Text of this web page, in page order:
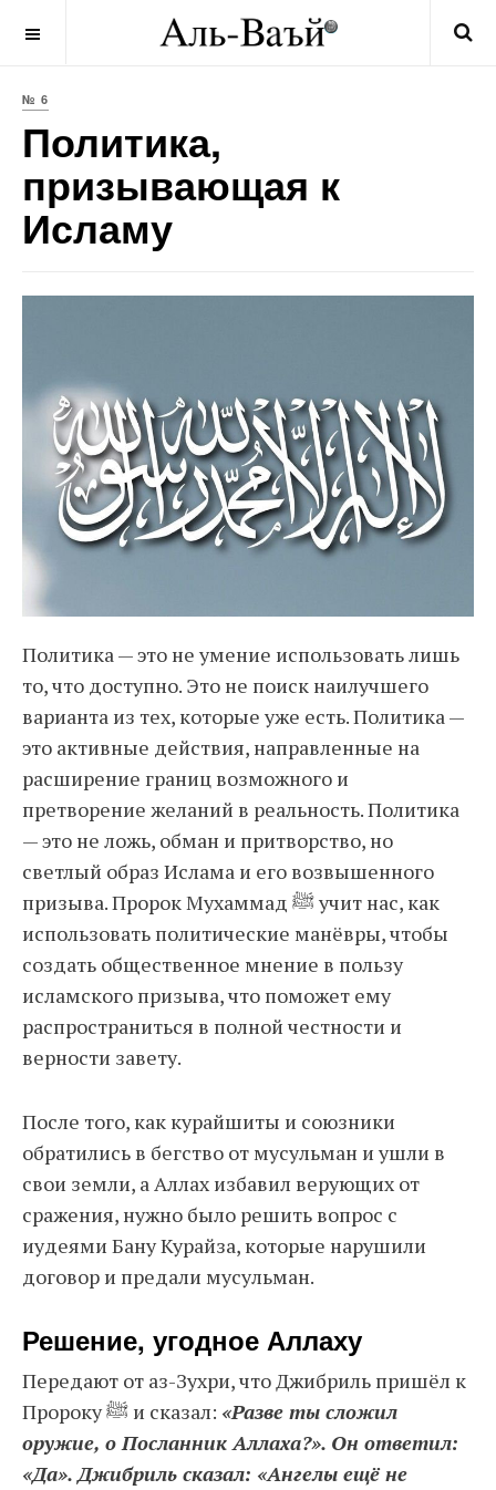
№ 6
Политика,
призывающая к
Исламу
Политика — это не умение использовать лишь
то, что доступно. Это не поиск наилучшего
варианта из тех, которые уже есть. Политика —
это активные действия, направленные на
расширение границ возможного и
претворение желаний в реальность. Политика
— это не ложь, обман и притворство, но
светлый образ Ислама и его возвышенного
призыва. Пророк Мухаммад ﷺ учит нас, как
использовать политические манёвры, чтобы
создать общественное мнение в пользу
исламского призыва, что поможет ему
распространиться в полной честности и
верности завету.
После того, как курайшиты и союзники
обратились в бегство от мусульман и ушли в
свои земли, а Аллах избавил верующих от
сражения, нужно было решить вопрос с
иудеями Бану Курайза, которые нарушили
договор и предали мусульман.
Решение, угодное Аллаху
Передают от аз-Зухри, что Джибриль пришёл к
Пророку ﷺ и сказал: «Разве ты сложил
оружие, о Посланник Аллаха?». Он ответил:
«Да». Джибриль сказал: «Ангелы ещё не